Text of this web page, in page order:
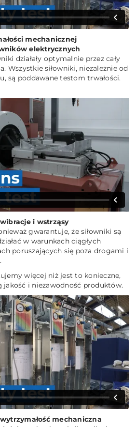
mechanicznej
elektrycznych
działały optymalnie przez cały
Wszystkie siłowniki, niezależnie od
są poddawane testom trwałości.
i wstrząsy
gwarantuje, że siłowniki są
w warunkach ciągłych
poruszających się poza drogami i
więcej niż jest to konieczne,
jakość i niezawodność produktów.
mechaniczna